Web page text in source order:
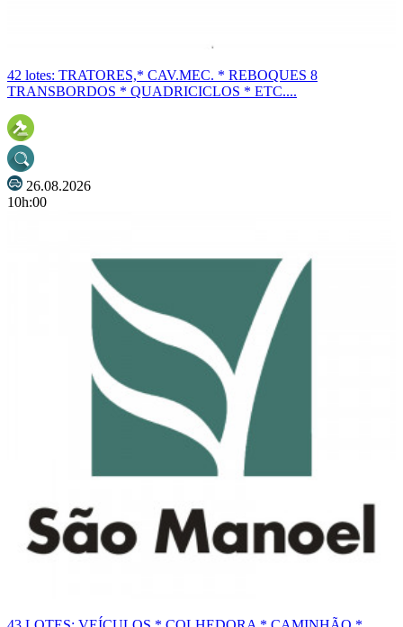
42 lotes: TRATORES,* CAV.MEC. * REBOQUES 8
TRANSBORDOS * QUADRICICLOS * ETC....
26.08.2026
10h:00